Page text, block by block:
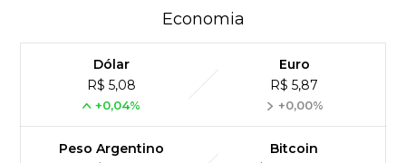
Economia
Dólar
R$ 5,08
+0,04%
Euro
R$ 5,87
+0,00%
Peso Argentino
Bitcoin